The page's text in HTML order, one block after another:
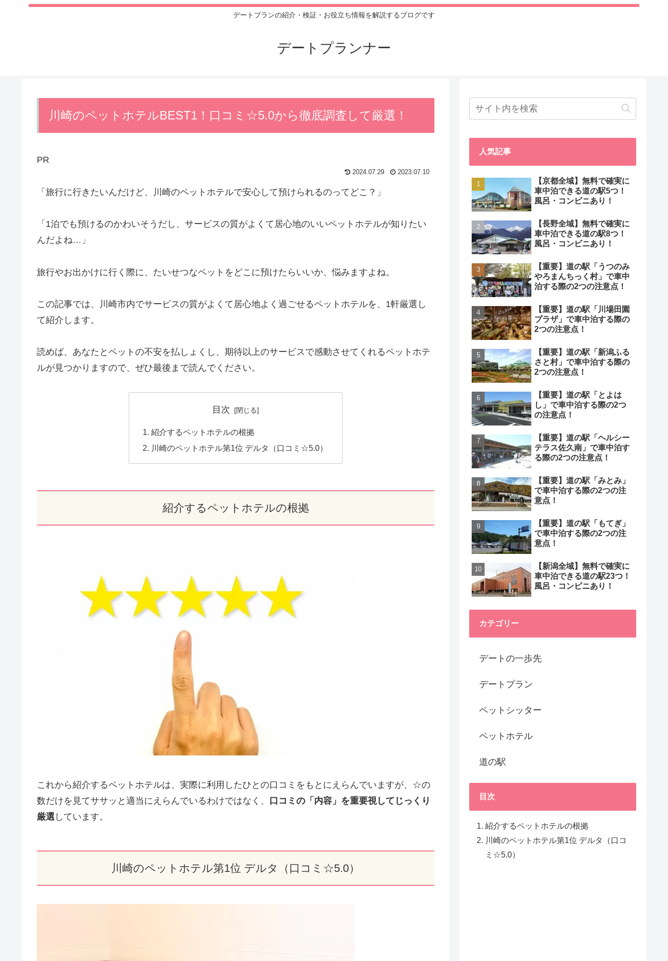
デートプランの紹介・検証・お役立ち情報を解説するブログです
デートプランナー
川崎のペットホテルBEST1！口コミ☆5.0から徹底調査して厳選！
PR
2024.07.29 2023.07.10
「旅行に行きたいんだけど、川崎のペットホテルで安心して預けられるのってどこ？」
「1泊でも預けるのかわいそうだし、サービスの質がよくて居心地のいいペットホテルが知りたい
んだよね…」
旅行やお出かけに行く際に、たいせつなペットをどこに預けたらいいか、悩みますよね。
この記事では、川崎市内でサービスの質がよくて居心地よく過ごせるペットホテルを、1軒厳選し
て紹介します。
読めば、あなたとペットの不安を払しょくし、期待以上のサービスで感動させてくれるペットホテ
ルが見つかりますので、ぜひ最後まで読んでください。
目次
紹介するペットホテルの根拠
川崎のペットホテル第1位 デルタ（口コミ☆5.0）
紹介するペットホテルの根拠
これから紹介するペットホテルは、実際に利用したひとの口コミをもとにえらんでいますが、☆の
数だけを見てササッと適当にえらんでいるわけではなく、 口コミの「内容」を重要視してじっくり
厳選 しています。
川崎のペットホテル第1位 デルタ（口コミ☆5.0）
人気記事
【京都全域】無料で確実に
車中泊できる道の駅5つ！
風呂・コンビニあり！
【長野全域】無料で確実に
車中泊できる道の駅8つ！
風呂・コンビニあり！
【重要】道の駅「うつのみ
やろまんちっく村」で車中
泊する際の2つの注意点！
【重要】道の駅「川場田園
プラザ」で車中泊する際の
2つの注意点！
【重要】道の駅「新潟ふる
さと村」で車中泊する際の
2つの注意点！
【重要】道の駅「とよは
し」で車中泊する際の2つ
の注意点！
【重要】道の駅「ヘルシー
テラス佐久南」で車中泊す
る際の2つの注意点！
【重要】道の駅「みとみ」
で車中泊する際の2つの注
意点！
【重要】道の駅「もてぎ」
で車中泊する際の2つの注
意点！
【新潟全域】無料で確実に
車中泊できる道の駅23つ！
風呂・コンビニあり！
カテゴリー
デートの一歩先
デートプラン
ペットシッター
ペットホテル
道の駅
目次
紹介するペットホテルの根拠
川崎のペットホテル第1位 デルタ（口コ
ミ☆5.0）